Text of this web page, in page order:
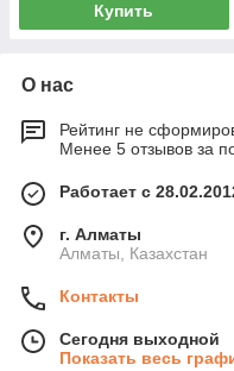
Купить
О нас
Рейтинг не
Менее 5 отзывов за
Работает с
г. Алматы
Алматы, Казахстан
Контакты
Сегодня выходной
Показать весь